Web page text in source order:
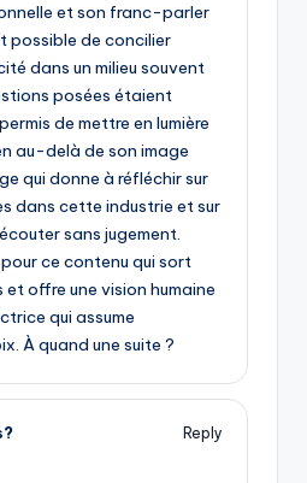
et son franc-parler
possible de concilier
dans un milieu souvent
posées étaient
de mettre en lumière
au-delà de son image
qui donne à réfléchir sur
dans cette industrie et sur
sans jugement.
pour ce contenu qui sort
offre une vision humaine
qui assume
À quand une suite ?
Reply